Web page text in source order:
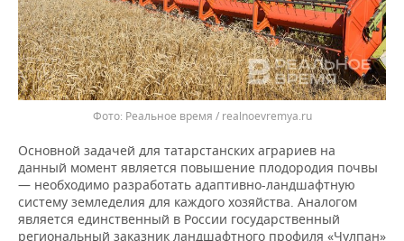
Реальное время / realnoevremya.ru
Основной задачей для татарстанских аграриев на
данный момент является повышение плодородия почвы
— необходимо разработать адаптивно-ландшафтную
систему земледелия для каждого хозяйства. Аналогом
является единственный в России государственный
региональный заказник ландшафтного профиля «Чулпан»